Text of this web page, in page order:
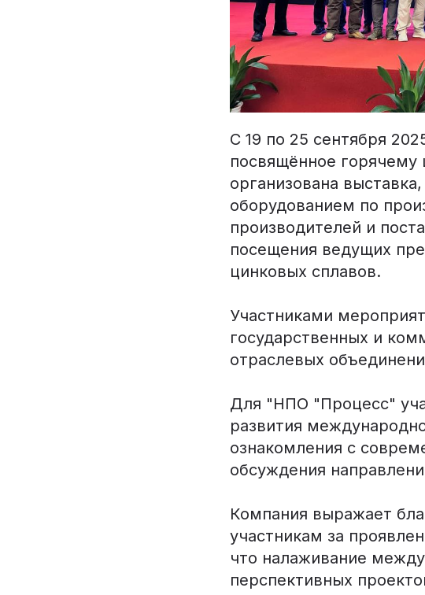
С 19 по 25 сентября
посвящённое
организована
оборудованием по
производителей и
посещения ведущих
цинковых сплавов.
Участниками
государственных и
отраслевых
Для "НПО "Процесс"
развития
ознакомления с
обсуждения
Компания выражает
участникам за
что налаживание
перспективных